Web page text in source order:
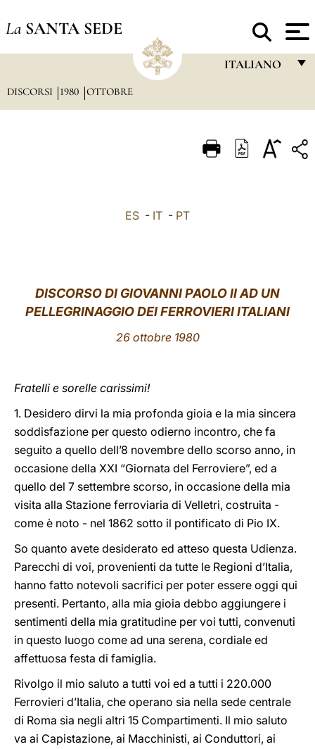
La SANTA SEDE
ITALIANO
ITALIANO
中文
DISCORSI 1980 OTTOBRE
ES - IT - PT
DISCORSO DI GIOVANNI PAOLO II AD UN
PELLEGRINAGGIO DEI FERROVIERI ITALIANI
26 ottobre 1980
Fratelli e sorelle carissimi!
1. Desidero dirvi la mia profonda gioia e la mia sincera
soddisfazione per questo odierno incontro, che fa
seguito a quello dell’8 novembre dello scorso anno, in
occasione della XXI “Giornata del Ferroviere”, ed a
quello del 7 settembre scorso, in occasione della mia
visita alla Stazione ferroviaria di Velletri, costruita -
come è noto - nel 1862 sotto il pontificato di Pio IX.
So quanto avete desiderato ed atteso questa Udienza.
Parecchi di voi, provenienti da tutte le Regioni d’Italia,
hanno fatto notevoli sacrifici per poter essere oggi qui
presenti. Pertanto, alla mia gioia debbo aggiungere i
sentimenti della mia gratitudine per voi tutti, convenuti
in questo luogo come ad una serena, cordiale ed
affettuosa festa di famiglia.
Rivolgo il mio saluto a tutti voi ed a tutti i 220.000
Ferrovieri d’Italia, che operano sia nella sede centrale
di Roma sia negli altri 15 Compartimenti. Il mio saluto
va ai Capistazione, ai Macchinisti, ai Conduttori, ai